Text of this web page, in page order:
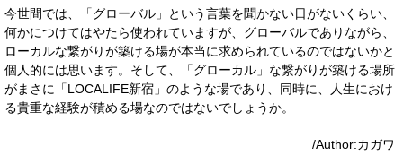
今世間では、「グローバル」という言葉を聞かない日がないくらい、
何かにつけてはやたら使われていますが、グローバルでありながら、
ローカルな繋がりが築ける場が本当に求められているのではないかと
個人的には思います。そして、「グローカル」な繋がりが築ける場所
がまさに「LOCALIFE新宿」のような場であり、同時に、人生におけ
る貴重な経験が積める場なのではないでしょうか。
/Author:カガワ